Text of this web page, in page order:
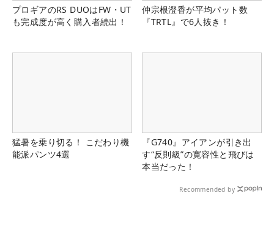
プロギアのRS DUOはFW・UT
も完成度が高く購入者続出！
仲宗根澄香が平均パット数
『TRTL』で6人抜き！
猛暑を乗り切る！ こだわり機
能派パンツ4選
『G740』アイアンが引き出
す“反則級”の寛容性と飛びは
本当だった！
Recommended by